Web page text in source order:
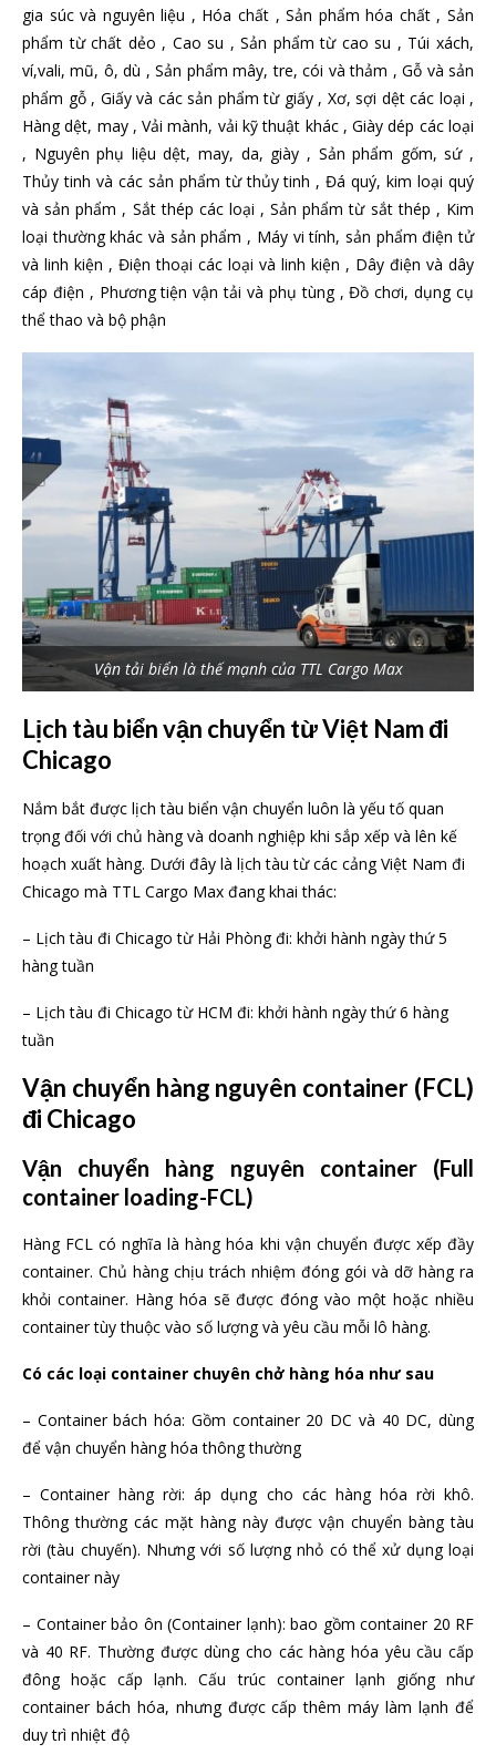
gia súc và nguyên liệu , Hóa chất , Sản phẩm hóa chất , Sản
phẩm từ chất dẻo , Cao su , Sản phẩm từ cao su , Túi xách,
ví,vali, mũ, ô, dù , Sản phẩm mây, tre, cói và thảm , Gỗ và sản
phẩm gỗ , Giấy và các sản phẩm từ giấy , Xơ, sợi dệt các loại ,
Hàng dệt, may , Vải mành, vải kỹ thuật khác , Giày dép các loại
, Nguyên phụ liệu dệt, may, da, giày , Sản phẩm gốm, sứ ,
Thủy tinh và các sản phẩm từ thủy tinh , Đá quý, kim loại quý
và sản phẩm , Sắt thép các loại , Sản phẩm từ sắt thép , Kim
loại thường khác và sản phẩm , Máy vi tính, sản phẩm điện tử
và linh kiện , Điện thoại các loại và linh kiện , Dây điện và dây
cáp điện , Phương tiện vận tải và phụ tùng , Đồ chơi, dụng cụ
thể thao và bộ phận
Vận tải biển là thế mạnh của TTL Cargo Max
Lịch tàu biển vận chuyển từ Việt Nam đi
Chicago
Nắm bắt được lịch tàu biển vận chuyển luôn là yếu tố quan
trọng đối với chủ hàng và doanh nghiệp khi sắp xếp và lên kế
hoạch xuất hàng. Dưới đây là lịch tàu từ các cảng Việt Nam đi
Chicago mà TTL Cargo Max đang khai thác:
– Lịch tàu đi Chicago từ Hải Phòng đi: khởi hành ngày thứ 5
hàng tuần
– Lịch tàu đi Chicago từ HCM đi: khởi hành ngày thứ 6 hàng
tuần
Vận chuyển hàng nguyên container (FCL)
đi Chicago
Vận chuyển hàng nguyên container (Full
container loading-FCL)
Hàng FCL có nghĩa là hàng hóa khi vận chuyển được xếp đầy
container. Chủ hàng chịu trách nhiệm đóng gói và dỡ hàng ra
khỏi container. Hàng hóa sẽ được đóng vào một hoặc nhiều
container tùy thuộc vào số lượng và yêu cầu mỗi lô hàng.
Có các loại container chuyên chở hàng hóa như sau
– Container bách hóa: Gồm container 20 DC và 40 DC, dùng
để vận chuyển hàng hóa thông thường
– Container hàng rời: áp dụng cho các hàng hóa rời khô.
Thông thường các mặt hàng này được vận chuyển bàng tàu
rời (tàu chuyến). Nhưng với số lượng nhỏ có thể xử dụng loại
container này
– Container bảo ôn (Container lạnh): bao gồm container 20 RF
và 40 RF. Thường được dùng cho các hàng hóa yêu cầu cấp
đông hoặc cấp lạnh. Cấu trúc container lạnh giống như
container bách hóa, nhưng được cấp thêm máy làm lạnh để
duy trì nhiệt độ